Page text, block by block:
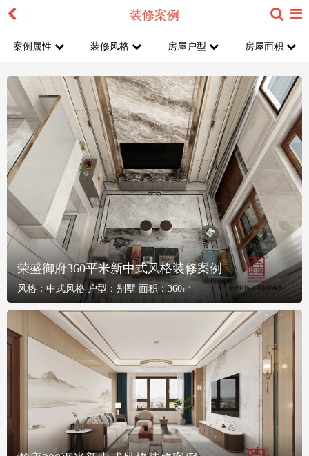
装修案例
案例属性 装修风格 房屋户型 房屋面积
荣盛御府360平米新中式风格装修案例
风格：中式风格 户型： 别墅 面积：360㎡